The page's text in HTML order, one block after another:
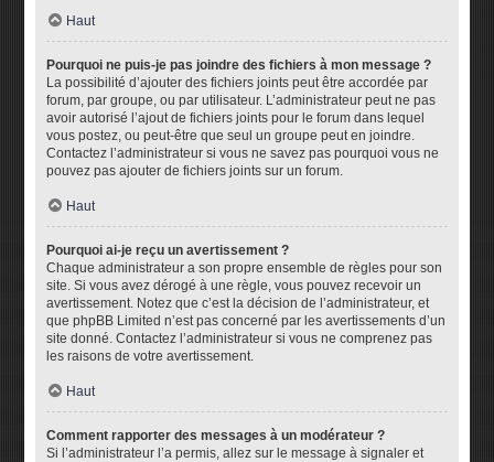
Haut
Pourquoi ne puis-je pas joindre des fichiers à mon message ?
La possibilité d’ajouter des fichiers joints peut être accordée par
forum, par groupe, ou par utilisateur. L’administrateur peut ne pas
avoir autorisé l’ajout de fichiers joints pour le forum dans lequel
vous postez, ou peut-être que seul un groupe peut en joindre.
Contactez l’administrateur si vous ne savez pas pourquoi vous ne
pouvez pas ajouter de fichiers joints sur un forum.
Haut
Pourquoi ai-je reçu un avertissement ?
Chaque administrateur a son propre ensemble de règles pour son
site. Si vous avez dérogé à une règle, vous pouvez recevoir un
avertissement. Notez que c’est la décision de l’administrateur, et
que phpBB Limited n’est pas concerné par les avertissements d’un
site donné. Contactez l’administrateur si vous ne comprenez pas
les raisons de votre avertissement.
Haut
Comment rapporter des messages à un modérateur ?
Si l’administrateur l’a permis, allez sur le message à signaler et